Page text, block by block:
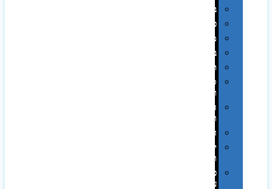
ביגוד
כובעים
מגבות
בקבוקים
תרמי
ספלים
וכוסות
הוקרה
ואומנות
חגים
יין
ומארזים
כלי
עבודה